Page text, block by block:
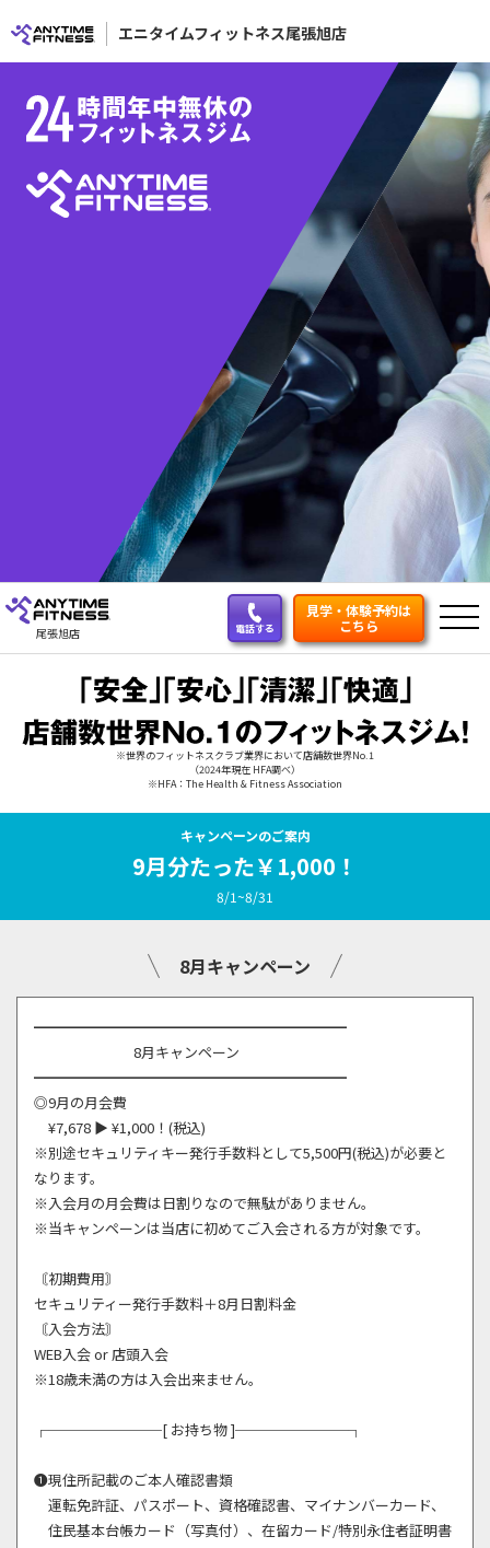
エニタイムフィットネス尾張旭店
尾張旭店 電話する
見学・体験予約は
こちら
※世界のフィットネスクラブ業界において店舗数世界No.1
（2024年現在 HFA調べ）
※HFA：The Health & Fitness Association
キャンペーンのご案内
9月分たった￥1,000！
8/1~8/31
8月キャンペーン
━━━━━━━━━━━━━━━━━━━━━━
8月キャンペーン
━━━━━━━━━━━━━━━━━━━━━━
◎9月の月会費
¥7,678 ▶ ¥1,000！(税込)
※別途セキュリティキー発行手数料として5,500円(税込)が必要と
なります。
※入会月の月会費は日割りなので無駄がありません。
※当キャンペーンは当店に初めてご入会される方が対象です。
〘初期費用〙
セキュリティー発行手数料＋8月日割料金
〘入会方法〙
WEB入会 or 店頭入会
※18歳未満の方は入会出来ません。
┌────────[ お持ち物 ]────────┐
❶現住所記載のご本人確認書類
運転免許証、パスポート、資格確認書、マイナンバーカード、
住民基本台帳カード（写真付）、在留カード/特別永住者証明書